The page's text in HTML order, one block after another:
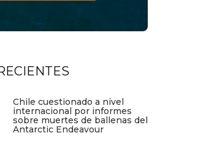
Chile cuestionado a nivel
internacional por informes
sobre muertes de ballenas del
Antarctic Endeavour